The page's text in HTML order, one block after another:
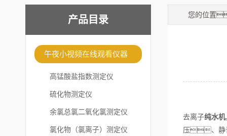
产品目录
午夜小视频在线观看仪器
高锰酸盐指数测定仪
硫化物测定仪
余氯总氯二氧化氯测定仪
氯化物（氯离子）测定仪
您的位置
去离子纯水机
压、静